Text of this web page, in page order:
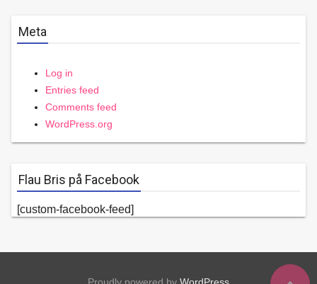
Meta
Log in
Entries feed
Comments feed
WordPress.org
Flau Bris på Facebook
[custom-facebook-feed]